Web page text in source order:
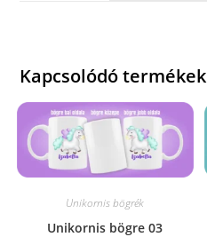
Kapcsolódó termékek
Unikornis bögrék
Unikornis bögre 03